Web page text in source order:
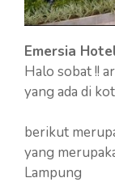
Emersia
Halo sobat !!
yang ada di
berikut
yang
Lampung